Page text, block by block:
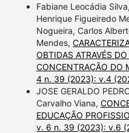
Fabiane Leocádia
Henrique Figueiredo
Nogueira, Carlos
Mendes,
OBTIDAS ATRAVÉS
CONCENTRAÇÃO DO
4 n. 39 (2023): v.4
JOSE GERALDO
Carvalho Viana,
EDUCAÇÃO
v. 6 n. 39 (2023): v.6